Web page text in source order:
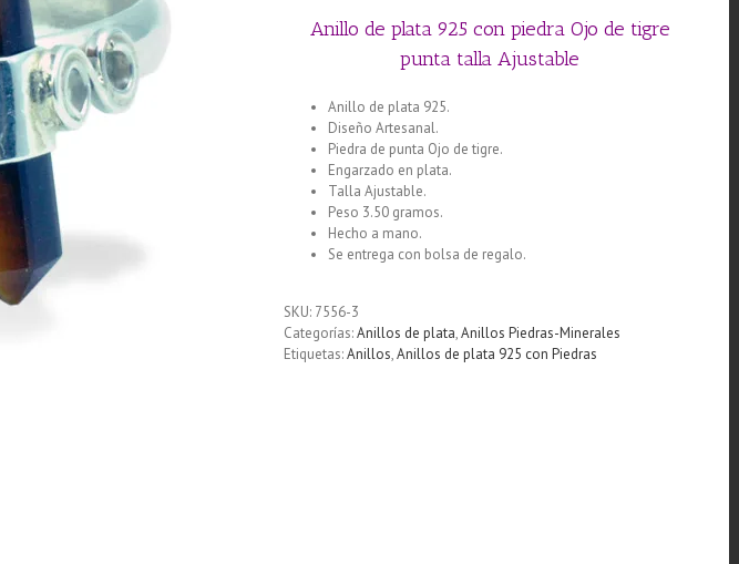
Anillo de plata 925 con piedra Ojo de tigre
punta talla Ajustable
Anillo de plata 925.
Diseño Artesanal.
Piedra de punta Ojo de tigre.
Engarzado en plata.
Talla Ajustable.
Peso 3.50 gramos.
Hecho a mano.
Se entrega con bolsa de regalo.
SKU: 7556-3
Categorías:Anillos de plata,Anillos Piedras-Minerales
Etiquetas:Anillos,Anillos de plata 925 con Piedras